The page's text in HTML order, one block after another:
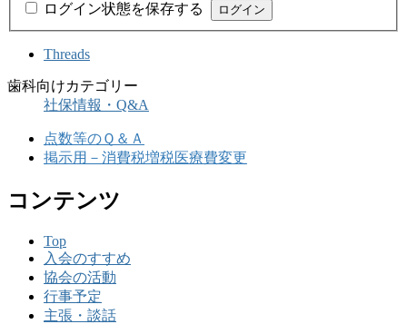
ログイン状態を保存する
Threads
歯科向けカテゴリー
社保情報・Q&A
点数等のＱ＆Ａ
掲示用－消費税増税医療費変更
コンテンツ
Top
入会のすすめ
協会の活動
行事予定
主張・談話